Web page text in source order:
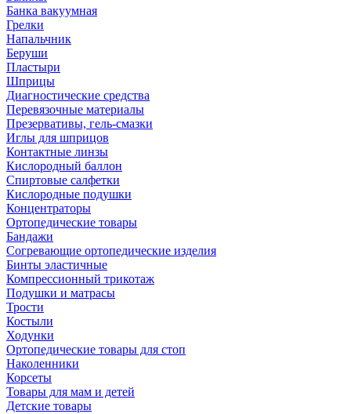
Банка вакуумная
Грелки
Напальчник
Беруши
Пластыри
Шприцы
Диагностические средства
Перевязочные материалы
Презервативы, гель-смазки
Иглы для шприцов
Контактные линзы
Кислородный баллон
Спиртовые салфетки
Кислородные подушки
Концентраторы
Ортопедические товары
Бандажи
Согревающие ортопедические изделия
Бинты эластичные
Компрессионный трикотаж
Подушки и матрасы
Трости
Костыли
Ходунки
Ортопедические товары для стоп
Наколенники
Корсеты
Товары для мам и детей
Детские товары